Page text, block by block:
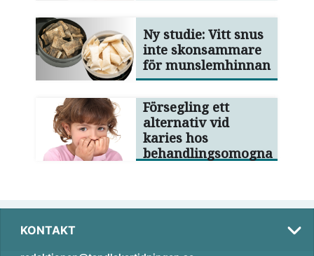
Ny studie: Vitt snus
inte skonsammare
för munslemhinnan
Försegling ett
alternativ vid
karies hos
behandlingsomogna
KONTAKT